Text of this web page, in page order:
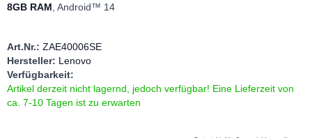
8GB RAM , Android™ 14
Art.Nr.: ZAE40006SE
Hersteller: Lenovo
Verfügbarkeit:
Artikel derzeit nicht lagernd, jedoch verfügbar! Eine Lieferzeit von
ca. 7-10 Tagen ist zu erwarten